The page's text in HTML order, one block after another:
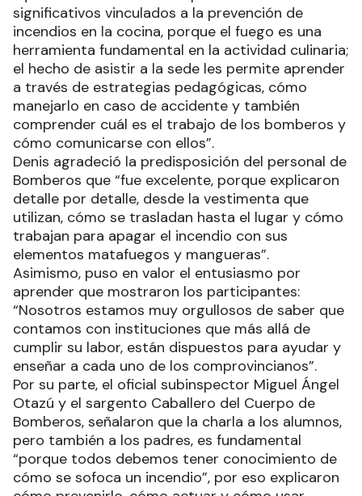
significativos vinculados a la prevención de
incendios en la cocina, porque el fuego es una
herramienta fundamental en la actividad culinaria;
el hecho de asistir a la sede les permite aprender
a través de estrategias pedagógicas, cómo
manejarlo en caso de accidente y también
comprender cuál es el trabajo de los bomberos y
cómo comunicarse con ellos”.
Denis agradeció la predisposición del personal de
Bomberos que “fue excelente, porque explicaron
detalle por detalle, desde la vestimenta que
utilizan, cómo se trasladan hasta el lugar y cómo
trabajan para apagar el incendio con sus
elementos matafuegos y mangueras”.
Asimismo, puso en valor el entusiasmo por
aprender que mostraron los participantes:
“Nosotros estamos muy orgullosos de saber que
contamos con instituciones que más allá de
cumplir su labor, están dispuestos para ayudar y
enseñar a cada uno de los comprovincianos”.
Por su parte, el oficial subinspector Miguel Ángel
Otazú y el sargento Caballero del Cuerpo de
Bomberos, señalaron que la charla a los alumnos,
pero también a los padres, es fundamental
“porque todos debemos tener conocimiento de
cómo se sofoca un incendio”, por eso explicaron